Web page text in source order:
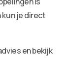
kun je direct
en bekijk